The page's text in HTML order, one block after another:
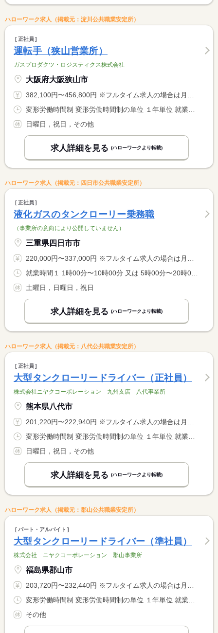
ハローワーク求人（掲載元：淀川公共職業安定所）
正社員
運転手（狭山営業所）
ガスプロダクツ・ロジスティクス株式会社
大阪府大阪狭山市
382,100円〜456,800円 ※フルタイム求人の場合は月額（換算額）、パート求人の場合は時間額を表示しています。
日曜日，祝日，その他
求人詳細を見る (ハローワークより転載)
ハローワーク求人（掲載元：四日市公共職業安定所）
正社員
液化ガスのタンクローリー乗務職
（事業所の意向により公開していません）
三重県四日市市
220,000円〜337,000円 ※フルタイム求人の場合は月額（換算額）、パート求人の場合は時間額を表示しています。
土曜日，日曜日，祝日
求人詳細を見る (ハローワークより転載)
ハローワーク求人（掲載元：八代公共職業安定所）
正社員
大型タンクローリードライバー（正社員）
株式会社ニヤクコーポレーション 九州支店 八代事業所
熊本県八代市
201,220円〜222,940円 ※フルタイム求人の場合は月額（換算額）、パート求人の場合は時間額を表示しています。
日曜日，祝日，その他
求人詳細を見る (ハローワークより転載)
ハローワーク求人（掲載元：郡山公共職業安定所）
パート・アルバイト
大型タンクローリードライバー（準社員）
株式会社 ニヤクコーポレーション 郡山事業所
福島県郡山市
203,720円〜232,440円 ※フルタイム求人の場合は月額（換算額）、パート求人の場合は時間額を表示しています。
その他